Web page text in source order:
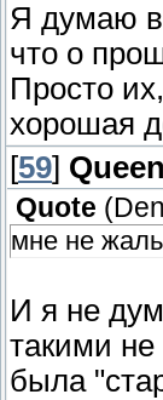
Я думаю в
что о
Просто
хорошая
[59]
Quote (
мне не
И я не
такими
была